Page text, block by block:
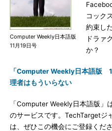
Computer Weekly日本語版
11月19日号
コック
約束し
ドラァ
か？
「Computer Weekly日本語版
理者はもういらない
「Computer Weekly日本語版」
のサービスです。TechTargetジ
は、ぜひこの機会にご登録くだ